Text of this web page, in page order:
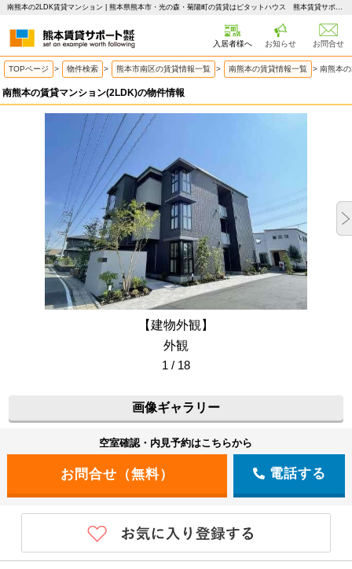
南熊本の2LDK賃貸マンション | 熊本県熊本市・光の森・菊陽町の賃貸はピタットハウス 熊本賃貸サポート
入居者様へ お知らせ お問合せ
TOPページ > 物件検索 > 熊本市南区の賃貸情報一覧 > 南熊本の賃貸情報一覧 > 南熊本
南熊本の賃貸マンション(2LDK)の物件情報
【建物外観】
外観
1 / 18
画像ギャラリー
空室確認・内見予約はこちらから
電話する